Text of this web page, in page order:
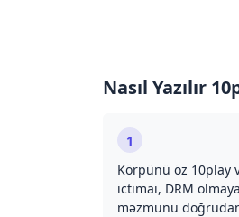
Nasıl Yazılır
1
Körpünü öz 10play
ictimai, DRM
məzmunu